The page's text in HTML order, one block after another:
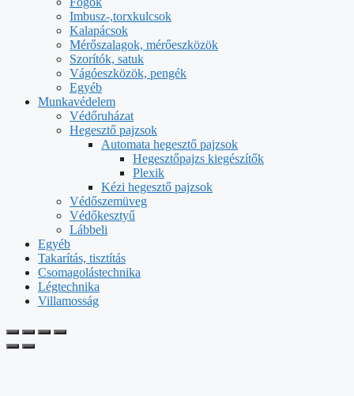
Imbusz-,torxkulcsok
Kalapácsok
Mérőszalagok, mérőeszközök
Szorítók, satuk
Vágóeszközök, pengék
Egyéb
Munkavédelem
Védőruházat
Hegesztő pajzsok
Automata hegesztő pajzsok
Hegesztőpajzs kiegészítők
Plexik
Kézi hegesztő pajzsok
Védőszemüveg
Védőkesztyű
Lábbeli
Egyéb
Takarítás, tisztítás
Csomagolástechnika
Légtechnika
Villamosság